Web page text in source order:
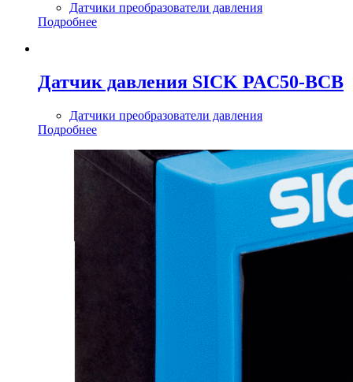
Датчики преобразователи давления
Подробнее
Датчик давления SICK PAC50-BCB
Датчики преобразователи давления
Подробнее